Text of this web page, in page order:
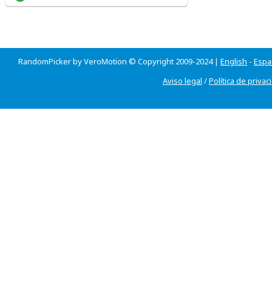
RandomPicker by VeroMotion © Copyright 2009-2024 | English -
Aviso legal /Política de